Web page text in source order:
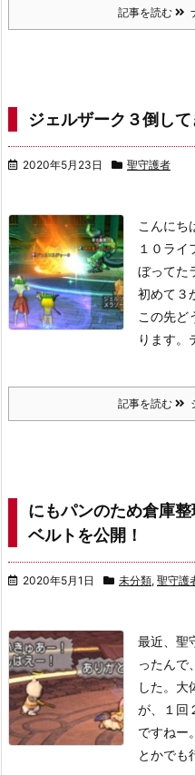
記事を読む
ジェルザーク３倒し
2020年5月23日 聖守護者
こんにち
１０ライ
ぼってた
初めて３
この先ど
ります。
記事を読む
にもパンのため倉庫
ベルトを公開！
2020年5月1日 未分類, 聖守護
最近、聖
ったんで
した。 大
が、１回
ですねー。
とかでも